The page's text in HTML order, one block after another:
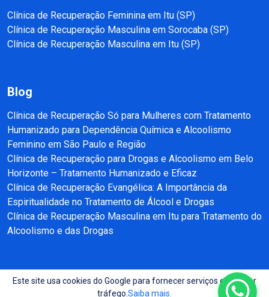
Clínica de Recuperação Feminina em Itu (SP)
Clínica de Recuperação Masculina em Sorocaba (SP)
Clínica de Recuperação Masculina em Itu (SP)
Blog
Clínica de Recuperação Só para Mulheres com Tratamento
Humanizado para Dependência Química e Alcoolismo
Feminino em São Paulo e Região
Clínica de Recuperação para Drogas e Alcoolismo em Belo
Horizonte – Tratamento Humanizado e Eficaz
Clínica de Recuperação Evangélica: A Importância da
Espiritualidade no Tratamento de Álcool e Drogas
Clínica de Recuperação Masculina em Itu para Tratamento do
Alcoolismo e das Drogas
Copyright © 2025 - 2026 Recuperação e Reabilitação SP Todos direitos
Este site usa cookies do Google para fornecer serviços e analisar
tráfego. Saiba mais.